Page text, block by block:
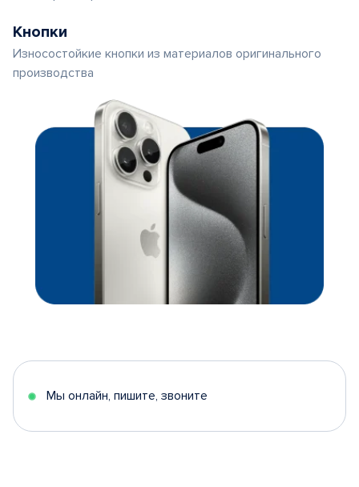
Кнопки
Износостойкие кнопки из материалов оригинального
производства
Мы онлайн, пишите, звоните